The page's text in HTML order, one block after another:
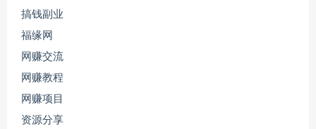
搞钱副业
福缘网
网赚交流
网赚教程
网赚项目
资源分享